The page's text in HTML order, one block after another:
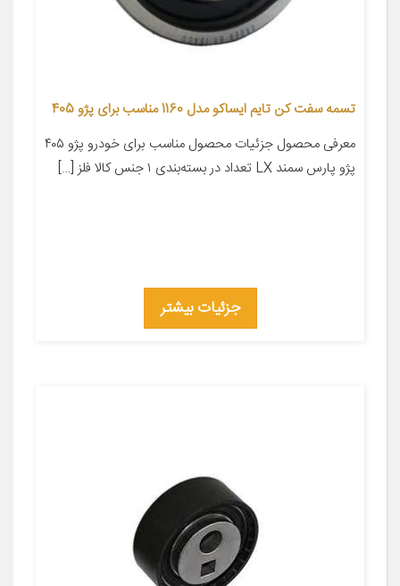
تسمه سفت کن تایم ایساکو مدل 1160 مناسب برای پژو 405
معرفی محصول جزئیات محصول مناسب برای خودرو پژو ۴۰۵
پژو پارس سمند LX تعداد در بسته‌بندی ۱ جنس کالا فلز […]
جزئیات بیشتر